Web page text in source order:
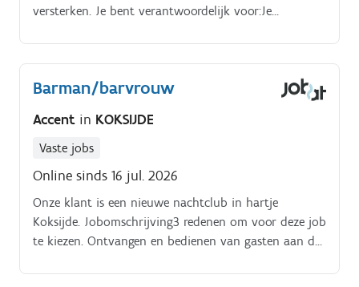
versterken. Je bent verantwoordelijk voor:Je
koude dranken.
Barman/barvrouw
Accent in KOKSIJDE
Vaste jobs
Online sinds 16 jul. 2026
Onze klant is een nieuwe nachtclub in hartje
Koksijde. Jobomschrijving3 redenen om voor deze job
te kiezen. Ontvangen en bedienen van gasten aan de